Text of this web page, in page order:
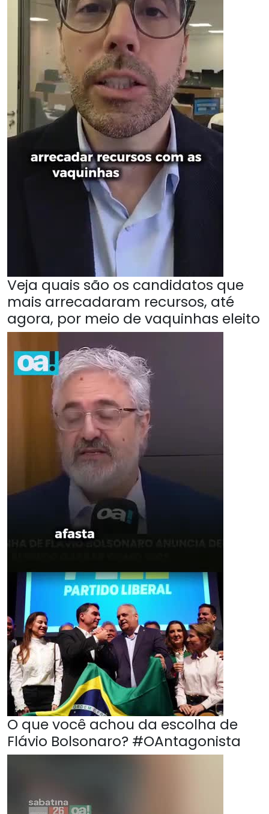
Veja quais são os candidatos que
mais arrecadaram recursos, até
agora, por meio de vaquinhas eleito
O que você achou da escolha de
Flávio Bolsonaro? #OAntagonista